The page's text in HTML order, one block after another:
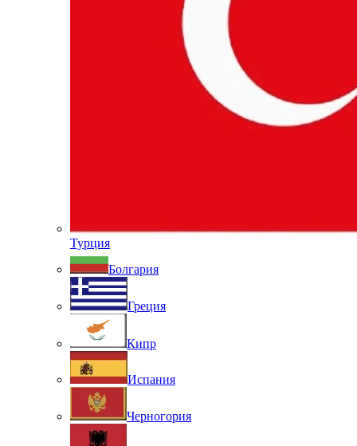
Турция
Болгария
Греция
Кипр
Испания
Черногория